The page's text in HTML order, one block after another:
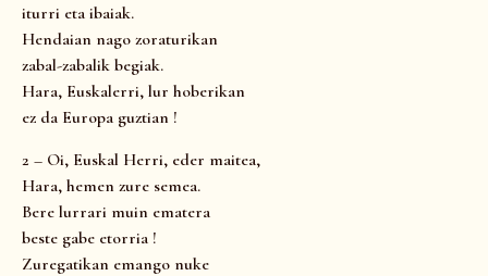
iturri eta ibaiak.
Hendaian nago zoraturikan
zabal-zabalik begiak.
Hara, Euskalerri, lur hoberikan
ez da Europa guztian !
2 – Oi, Euskal Herri, eder maitea,
Hara, hemen zure semea.
Bere lurrari muin ematera
beste gabe etorria !
Zuregatikan emango nuke